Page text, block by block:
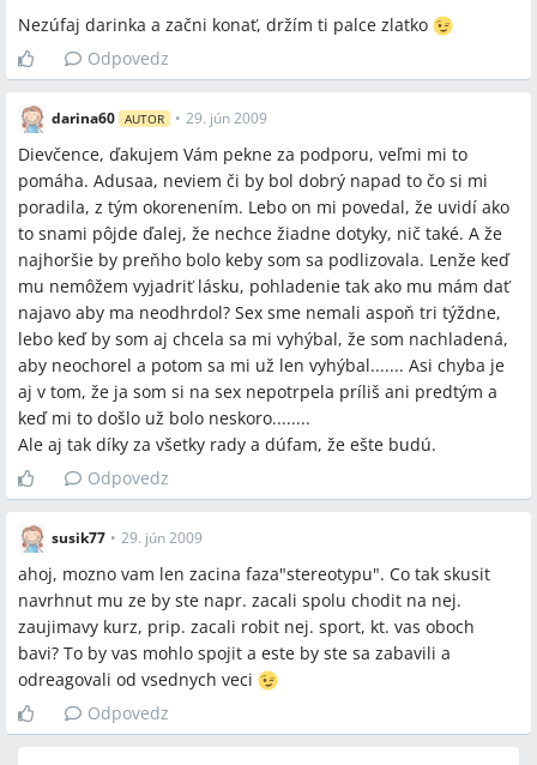
Nezúfaj darinka a začni konať, držím ti palce zlatko
Odpovedz
darina60 AUTOR • 29. jún 2009
Dievčence, ďakujem Vám pekne za podporu, veľmi mi to
pomáha. Adusaa, neviem či by bol dobrý napad to čo si mi
poradila, z tým okorenením. Lebo on mi povedal, že uvidí ako
to snami pôjde ďalej, že nechce žiadne dotyky, nič také. A že
najhoršie by preňho bolo keby som sa podlizovala. Lenže keď
mu nemôžem vyjadriť lásku, pohladenie tak ako mu mám dať
najavo aby ma neodhrdol? Sex sme nemali aspoň tri týždne,
lebo keď by som aj chcela sa mi vyhýbal, že som nachladená,
aby neochorel a potom sa mi už len vyhýbal....... Asi chyba je
aj v tom, že ja som si na sex nepotrpela príliš ani predtým a
keď mi to došlo už bolo neskoro........
Ale aj tak díky za všetky rady a dúfam, že ešte budú.
Odpovedz
susik77 • 29. jún 2009
ahoj, mozno vam len zacina faza"stereotypu". Co tak skusit
navrhnut mu ze by ste napr. zacali spolu chodit na nej.
zaujimavy kurz, prip. zacali robit nej. sport, kt. vas oboch
bavi? To by vas mohlo spojit a este by ste sa zabavili a
odreagovali od vsednych veci
Odpovedz